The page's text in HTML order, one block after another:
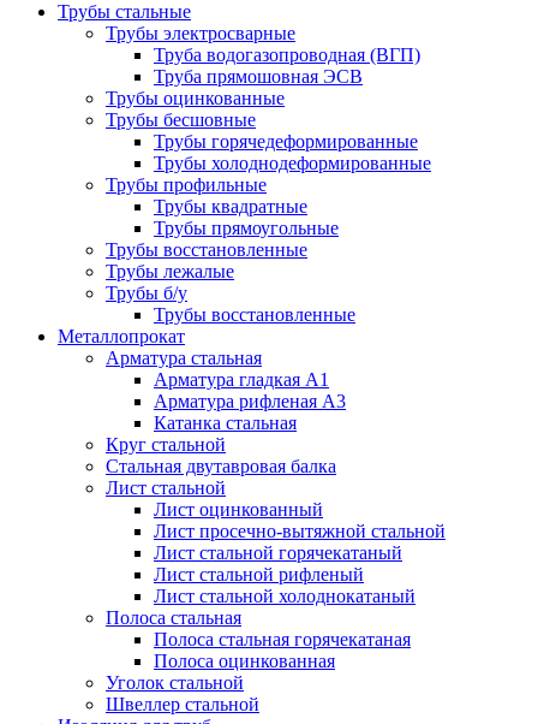
Трубы стальные
Трубы электросварные
Труба водогазопроводная (ВГП)
Труба прямошовная ЭСВ
Трубы оцинкованные
Трубы бесшовные
Трубы горячедеформированные
Трубы холоднодеформированные
Трубы профильные
Трубы квадратные
Трубы прямоугольные
Трубы восстановленные
Трубы лежалые
Трубы б/у
Трубы восстановленные
Металлопрокат
Арматура стальная
Арматура гладкая А1
Арматура рифленая А3
Катанка стальная
Круг стальной
Стальная двутавровая балка
Лист стальной
Лист оцинкованный
Лист просечно-вытяжной стальной
Лист стальной горячекатаный
Лист стальной рифленый
Лист стальной холоднокатаный
Полоса стальная
Полоса стальная горячекатаная
Полоса оцинкованная
Уголок стальной
Швеллер стальной